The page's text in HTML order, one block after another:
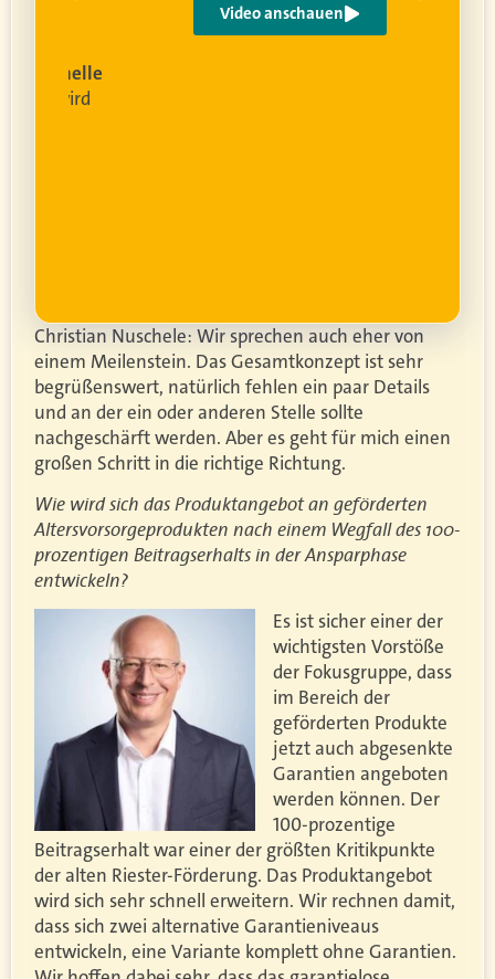
wird
Video anschauen
Christian Nuschele: Wir sprechen auch eher von
einem Meilenstein. Das Gesamtkonzept ist sehr
begrüßenswert, natürlich fehlen ein paar Details
und an der ein oder anderen Stelle sollte
nachgeschärft werden. Aber es geht für mich einen
großen Schritt in die richtige Richtung.
Wie wird sich das Produktangebot an geförderten
Altersvorsorgeprodukten nach einem Wegfall des 100-
prozentigen Beitragserhalts in der Ansparphase
entwickeln?
Es ist sicher einer der
wichtigsten Vorstöße
der Fokusgruppe, dass
im Bereich der
geförderten Produkte
jetzt auch abgesenkte
Garantien angeboten
werden können. Der
100-prozentige
Beitragserhalt war einer der größten Kritikpunkte
der alten Riester-Förderung. Das Produktangebot
wird sich sehr schnell erweitern. Wir rechnen damit,
dass sich zwei alternative Garantieniveaus
entwickeln, eine Variante komplett ohne Garantien.